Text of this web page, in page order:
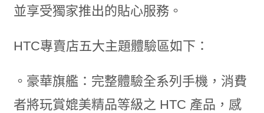
並享受獨家推出的貼心服務。
HTC專賣店五大主題體驗區如下：
。豪華旗艦：完整體驗全系列手機，消費
者將玩賞媲美精品等級之 HTC 產品，感